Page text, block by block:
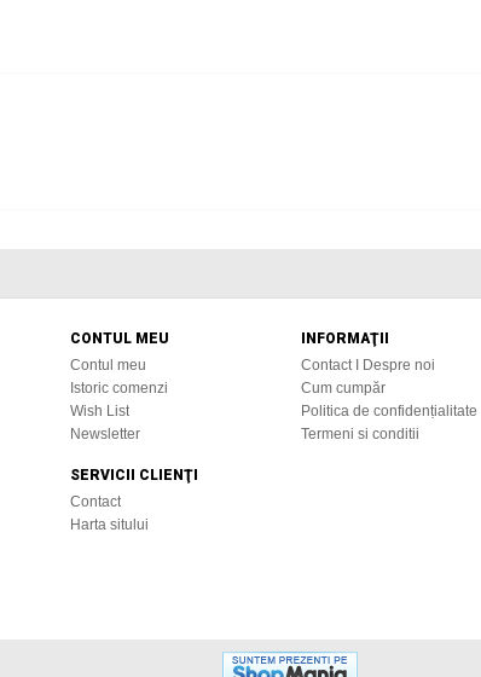
CONTUL MEU
Contul meu
Istoric comenzi
Wish List
Newsletter
SERVICII CLIENŢI
Contact
Harta sitului
INFORMAŢII
Contact I Despre noi
Cum cumpăr
Politica de confidențialitate
Termeni si conditii